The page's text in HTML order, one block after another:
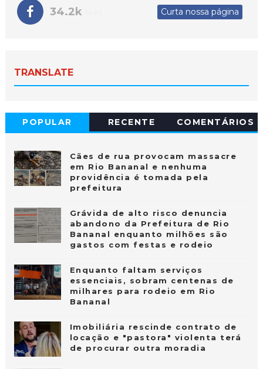
34.2k Curta nossa página
TRANSLATE
POPULAR RECENTE COMENTÁRIOS
Cães de rua provocam massacre
em Rio Bananal e nenhuma
providência é tomada pela
prefeitura
Grávida de alto risco denuncia
abandono da Prefeitura de Rio
Bananal enquanto milhões são
gastos com festas e rodeio
Enquanto faltam serviços
essenciais, sobram centenas de
milhares para rodeio em Rio
Bananal
Imobiliária rescinde contrato de
locação e "pastora" violenta terá
de procurar outra moradia